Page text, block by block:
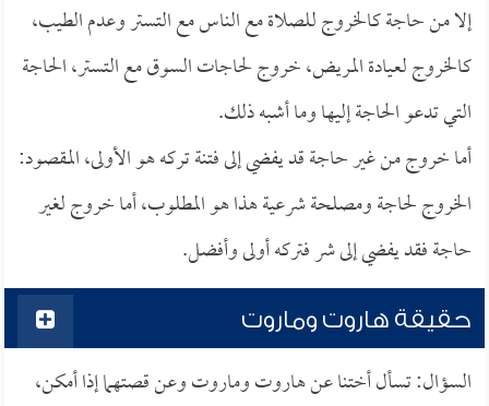
إلا من حاجة كالخروج للصلاة مع الناس مع التستر وعدم الطيب،
كالخروج لعيادة المريض، خروج لحاجات السوق مع التستر، الحاجة
التي تدعو الحاجة إليها وما أشبه ذلك.
أما خروج من غير حاجة قد يفضي إلى فتنة تركه هو الأولى، المقصود:
الخروج لحاجة ومصلحة شرعية هذا هو المطلوب، أما خروج لغير
حاجة فقد يفضي إلى شر فتركه أولى وأفضل.
حقيقة هاروت وماروت
السؤال: تسأل أختنا عن هاروت وماروت وعن قصتهما إذا أمكن،